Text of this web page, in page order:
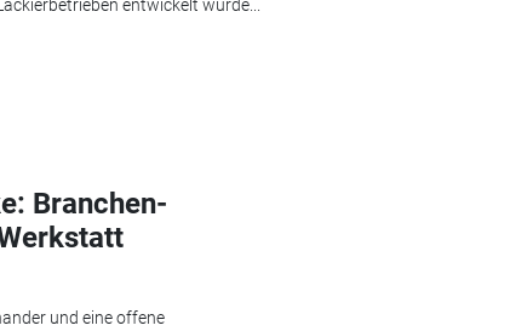
entwickelt wurde...
Branchen-
und eine offene